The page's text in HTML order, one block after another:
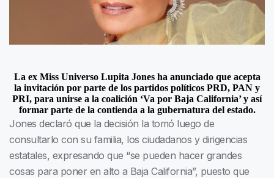
La ex Miss Universo Lupita Jones ha anunciado que acepta
la invitación por parte de los partidos políticos PRD, PAN y
PRI, para unirse a la coalición ‘Va por Baja California’ y así
formar parte de la contienda a la gubernatura del estado.
Jones declaró que la decisión la tomó luego de
consultarlo con su familia, los ciudadanos y dirigencias
estatales, expresando que “se pueden hacer grandes
cosas para poner en alto a Baja California”, puesto que